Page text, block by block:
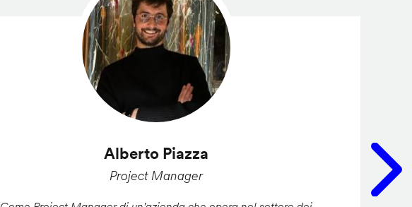
Alberto Piazza
Project Manager